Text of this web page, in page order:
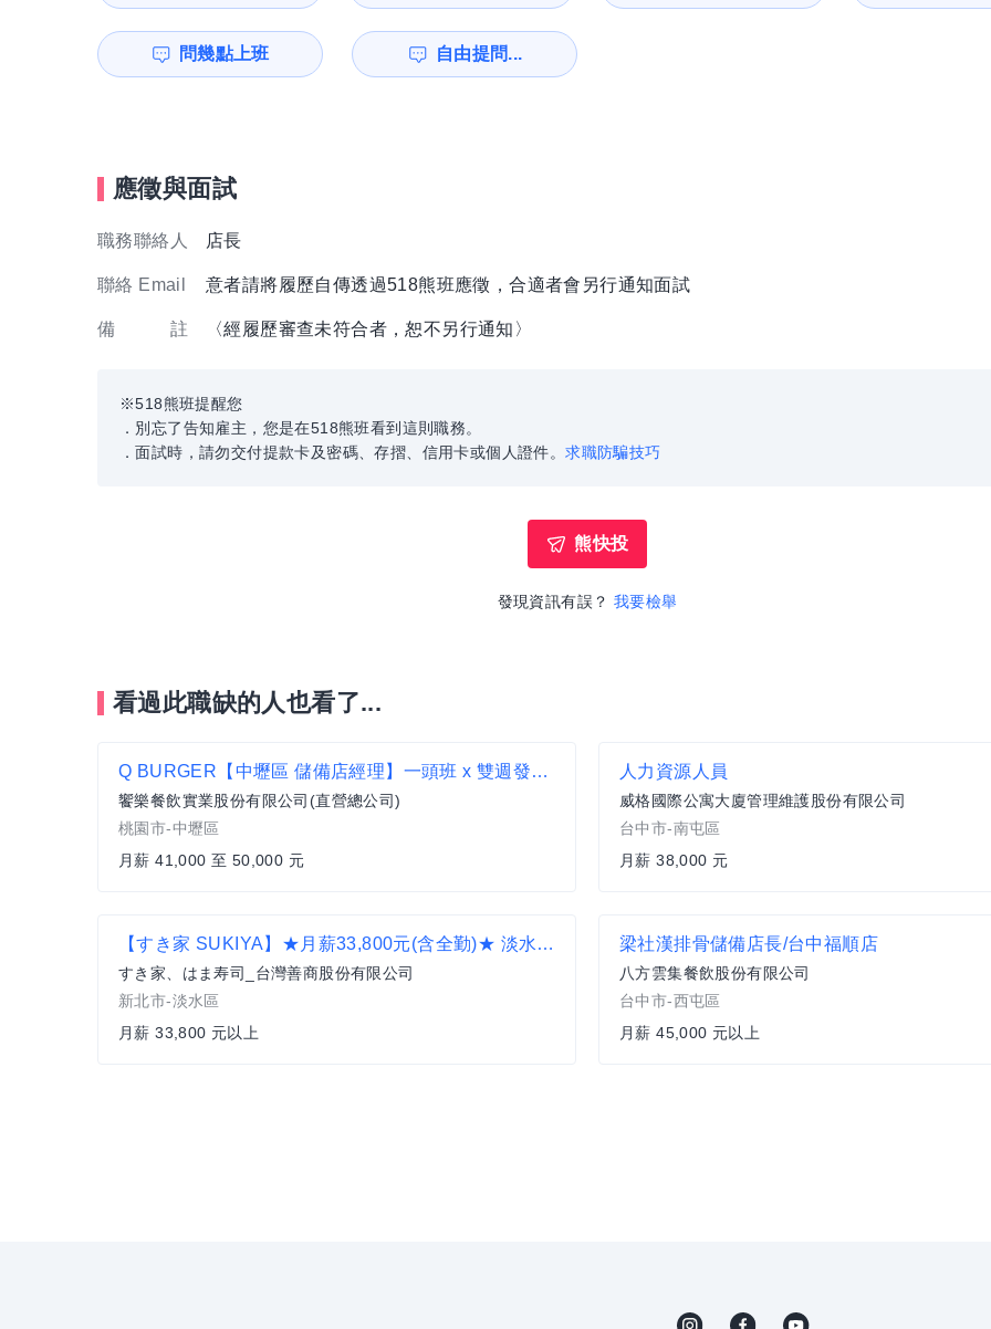
問幾點上班 自由提問...
應徵與面試
職務聯絡人 店長
聯絡 Email 意者請將履歷自傳透過518熊班應徵，合適者會另行通知面試
備 註 〈經履歷審查未符合者，恕不另行通知〉
※518熊班提醒您
．別忘了告知雇主，您是在518熊班看到這則職務。
．面試時，請勿交付提款卡及密碼、存摺、信用卡或個人證件。求職防騙技巧
熊快投
發現資訊有誤？ 我要檢舉
看過此職缺的人也看了...
Q BURGER【中壢區 儲備店經理】一頭班 x 雙週發薪 x 過年連休5天
饗樂餐飲實業股份有限公司(直營總公司)
桃園市-中壢區
月薪 41,000 至 50,000 元
人力資源人員
威格國際公寓大廈管理維護股份有限公司
台中市-南屯區
月薪 38,000 元
【すき家 SUKIYA】★月薪33,800元(含全勤)★ 淡水捷運店 全職
すき家、はま寿司_台灣善商股份有限公司
新北市-淡水區
月薪 33,800 元以上
梁社漢排骨儲備店長/台中福順店
八方雲集餐飲股份有限公司
台中市-西屯區
月薪 45,000 元以上